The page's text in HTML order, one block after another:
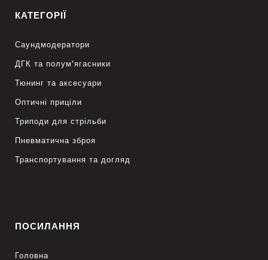
КАТЕГОРІЇ
Саундмодератори
ДГК та полум’ягасники
Тюнинг та аксесуари
Оптичні приціли
Триподи для стрільби
Пневматична зброя
Транспортування та догляд
ПОСИЛАННЯ
Головна